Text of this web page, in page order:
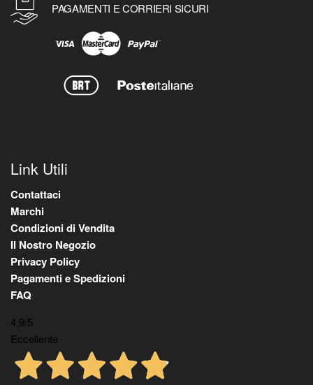
PAGAMENTI E CORRIERI SICURI
Link Utili
Contattaci
Marchi
Condizioni di Vendita
Il Nostro Negozio
Privacy Policy
Pagamenti e Spedizioni
FAQ
4,9/5
Eccellente